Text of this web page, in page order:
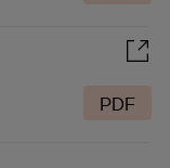
PDF